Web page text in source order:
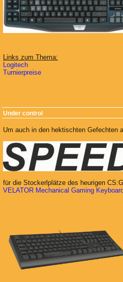
Links zum Thema:
Logitech
Turnierpreise
Under control
Um auch in den hektischten Gefechten
für die Stockerlplätze des heurigen
VELATOR Mechanical Gaming